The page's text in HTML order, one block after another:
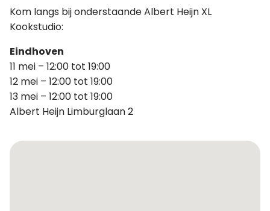
Kom langs bij onderstaande Albert Heijn XL
Kookstudio:
Eindhoven
11 mei – 12:00 tot 19:00
12 mei – 12:00 tot 19:00
13 mei – 12:00 tot 19:00
Albert Heijn Limburglaan 2